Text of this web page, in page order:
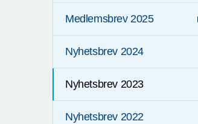
Medlemsbrev 2025
Nyhetsbrev 2024
Nyhetsbrev 2023
Nyhetsbrev 2022